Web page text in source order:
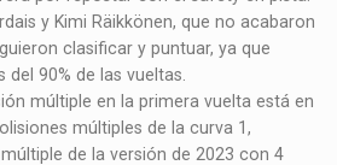
y Kimi Räikkönen, que no acabaron
clasificar y puntuar, ya que
90% de las vueltas.
múltiple en la primera vuelta está en
múltiples de la curva 1,
de la versión de 2023 con 4